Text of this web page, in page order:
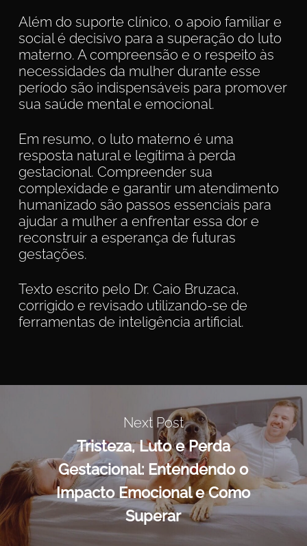
Além do suporte clínico, o apoio familiar e
social é decisivo para a superação do luto
materno. A compreensão e o respeito às
necessidades da mulher durante esse
período são indispensáveis para promover
sua saúde mental e emocional.
Em resumo, o luto materno é uma
resposta natural e legítima à perda
gestacional. Compreender sua
complexidade e garantir um atendimento
humanizado são passos essenciais para
ajudar a mulher a enfrentar essa dor e
reconstruir a esperança de futuras
gestações.
Texto escrito pelo Dr. Caio Bruzaca,
corrigido e revisado utilizando-se de
ferramentas de inteligência artificial.
Next Post
Tristeza, Luto e Perda
Gestacional: Entendendo o
Impacto Emocional e Como
Superar